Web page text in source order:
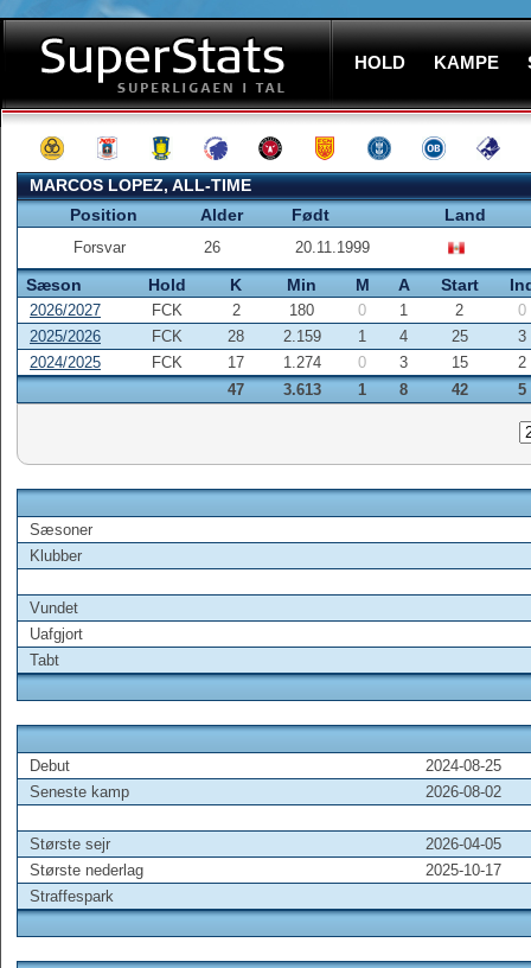
HOLD KAMPE
MARCOS LOPEZ, ALL-TIME
Position
Alder Født Land
Forsvar 26 20.11.1999
Sæson Hold K Min M A Start
2026/2027 FCK 2 180 0 1 2
0
2025/2026
FCK 28 2.159 1 4 25
3
2024/2025
FCK 17 1.274 0 3 15
2
47
3.613 1 8 42 5
Sæsoner
Klubber
Vundet
Uafgjort
Tabt
Debut
2024-08-25
Seneste kamp
2026-08-02
Største sejr
2026-04-05
Største nederlag
2025-10-17
Straffespark